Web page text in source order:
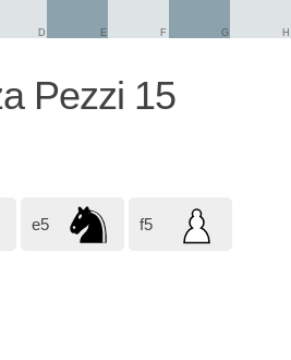
D E F G H
Pezzi 15
e5 f5